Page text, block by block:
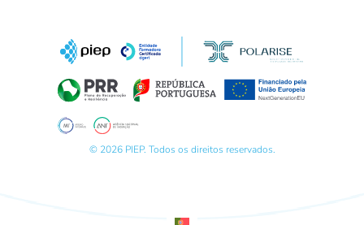
© 2026 PIEP. Todos os direitos reservados.